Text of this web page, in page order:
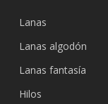
Lanas
Lanas algodón
Lanas fantasía
Hilos